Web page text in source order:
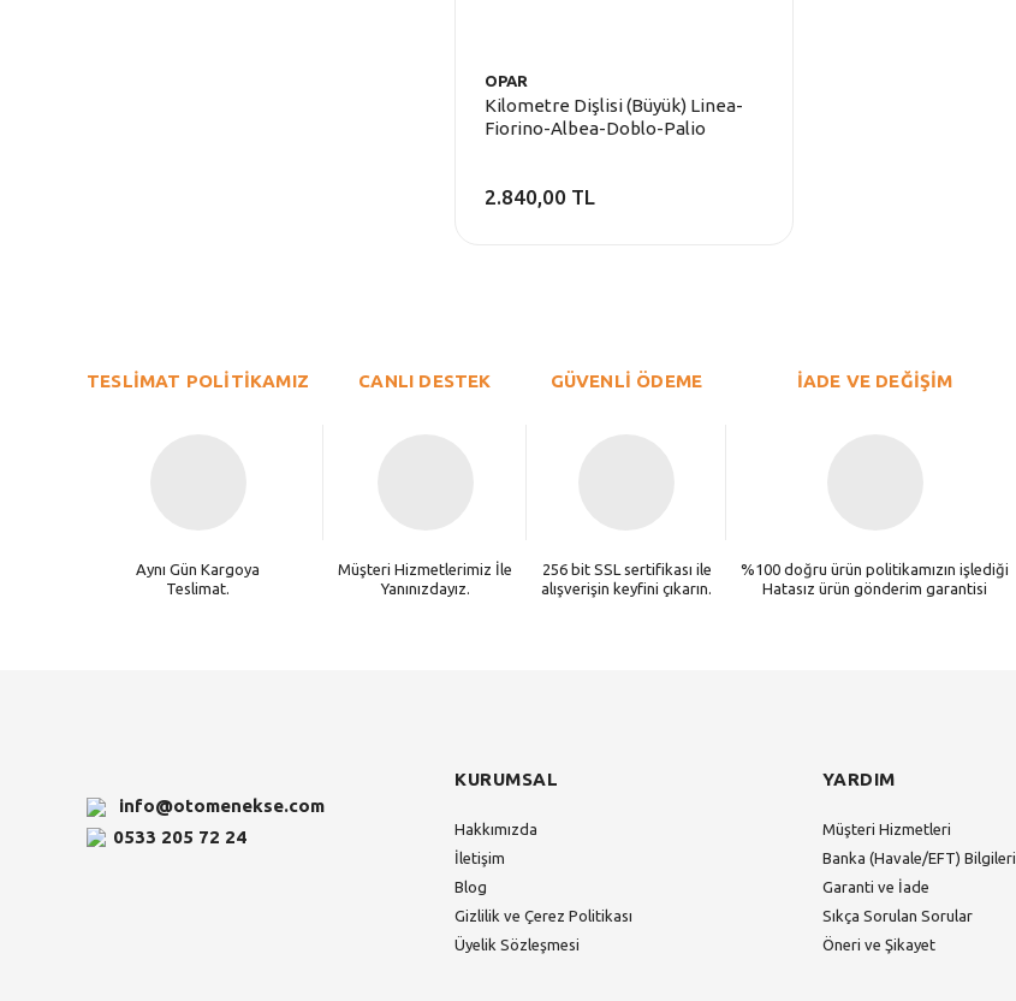
OPAR
Kilometre Dişlisi (Büyük) Linea-
Fiorino-Albea-Doblo-Palio
2.840,00 TL
TESLİMAT POLİTİKAMIZ
Aynı Gün Kargoya
Teslimat.
CANLI DESTEK
Müşteri Hizmetlerimiz İle
Yanınızdayız.
GÜVENLİ ÖDEME
256 bit SSL sertifikası ile
alışverişin keyfini çıkarın.
İADE VE DEĞİŞİM
%100 doğru ürün politikamızın işlediği
Hatasız ürün gönderim garantisi
info@otomenekse.com
0533 205 72 24
KURUMSAL
Hakkımızda
İletişim
Blog
Gizlilik ve Çerez Politikası
Üyelik Sözleşmesi
YARDIM
Müşteri Hizmetleri
Banka (Havale/EFT) Bilgileri
Garanti ve İade
Sıkça Sorulan Sorular
Öneri ve Şikayet